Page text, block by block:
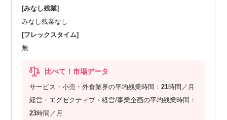
[みなし残業]
みなし残業なし
[フレックスタイム]
無
比べて！市場データ
サービス・小売・外食業界の平均残業時間：21時間／月
経営・エグゼクティブ・経営/事業企画の平均残業時間：
23時間／月